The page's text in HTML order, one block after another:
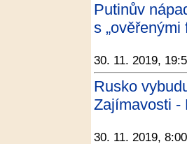
Putinův
s „ověřenými
30. 11. 2019,
Rusko
Zajímavosti -
30. 11. 2019, 8:00